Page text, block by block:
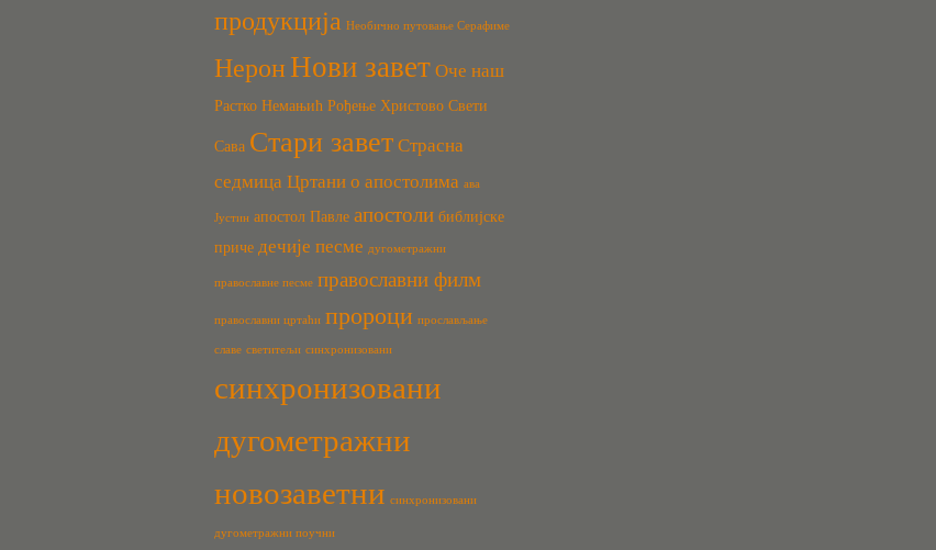
продукција Необично путовање Серафиме
Нерон Нови завет Оче наш
Растко Немањић Рођење Христово Свети
Сава Стари завет Страсна
седмица Цртани о апостолима ава
Јустин апостол Павле апостоли библијске
приче дечије песме дугометражни
православне песме православни филм
православни цртаћи пророци прослављање
славе светитељи синхронизовани
синхронизовани
дугометражни
новозаветни синхронизовани
дугометражни поучни